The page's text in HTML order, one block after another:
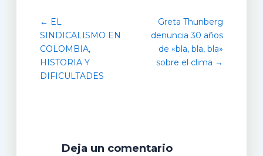
← EL
SINDICALISMO EN
COLOMBIA,
HISTORIA Y
DIFICULTADES
Greta Thunberg
denuncia 30 años
de «bla, bla, bla»
sobre el clima →
Deja un comentario